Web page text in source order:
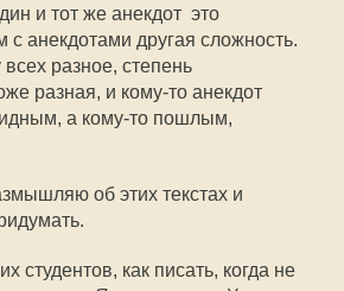
и тот же анекдот  это
с анекдотами другая сложность.
разное, степень
разная, и кому-то анекдот
а кому-то пошлым,
об этих текстах и
студентов, как писать, когда не